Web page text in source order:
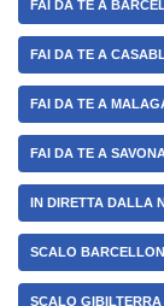
FAI DA TE A
FAI DA TE A
FAI DA TE A
FAI DA TE A
IN DIRETTA DALLA
SCALO
SCALO GIBILTERRA